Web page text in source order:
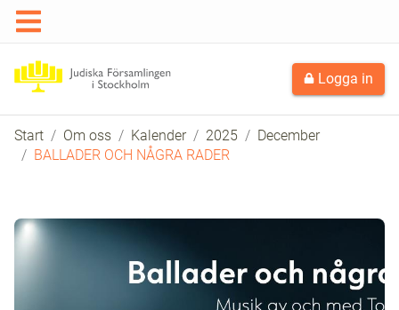
Logga in
Start Om oss Kalender 2025
December
BALLADER OCH NÅGRA RADER